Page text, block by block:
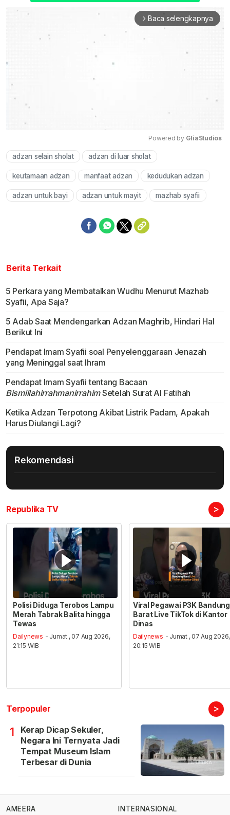
arrow_forward_ios Baca selengkapnya
Powered by GliaStudios
adzan selain sholat adzan di luar sholat
keutamaan adzan manfaat adzan kedudukan adzan
adzan untuk bayi adzan untuk mayit mazhab syafii
Berita Terkait
5 Perkara yang Membatalkan Wudhu Menurut Mazhab
Syafii, Apa Saja?
5 Adab Saat Mendengarkan Adzan Maghrib, Hindari Hal
Berikut Ini
Pendapat Imam Syafii soal Penyelenggaraan Jenazah
yang Meninggal saat Ihram
Pendapat Imam Syafii tentang Bacaan
BismillahirrahmanirrahimSetelah Surat Al Fatihah
Ketika Adzan Terpotong Akibat Listrik Padam, Apakah
Harus Diulangi Lagi?
Rekomendasi
Republika TV >
Polisi Diduga Terobos Lampu
Merah Tabrak Balita hingga
Tewas
Dailynews - Jumat , 07 Aug 2026,
21:15 WIB
Viral Pegawai P3K Bandung
Barat Live TikTok di Kantor
Dinas
Dailynews - Jumat , 07 Aug 2026,
20:15 WIB
Terpopuler >
1
Kerap Dicap Sekuler,
Negara Ini Ternyata Jadi
Tempat Museum Islam
Terbesar di Dunia
AMEERA INTERNASIONAL